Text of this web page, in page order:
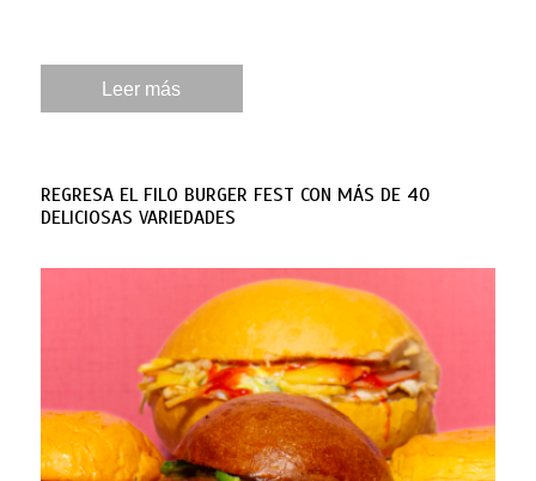
Leer más
REGRESA EL FILO BURGER FEST CON MÁS DE 40
DELICIOSAS VARIEDADES